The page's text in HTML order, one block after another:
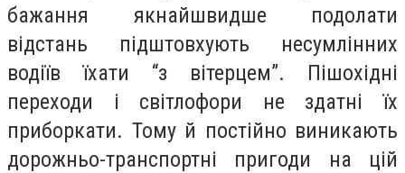
бажання якнайшвидше подолати
відстань підштовхують несумлінних
водіїв їхати “з вітерцем”. Пішохідні
переходи і світлофори не здатні їх
приборкати. Тому й постійно виникають
дорожньо-транспортні пригоди на цій